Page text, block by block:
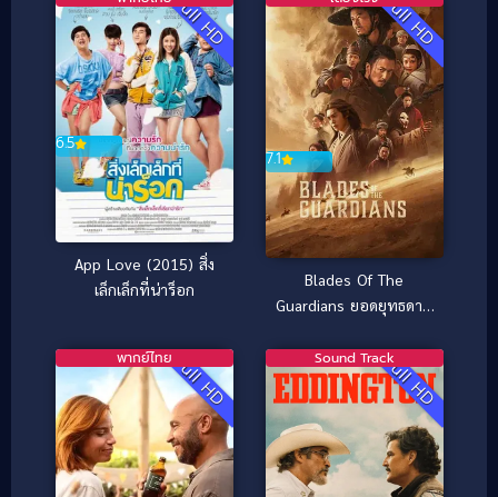
หอคอยปีศาจFull HD
6.5
App Love (2015) สิ่ง
เล็กเล็กที่น่าร็อก
Full HD
7.1
Blades Of The
Guardians ยอดยุทธดาบ
Full HD
พากย์ไทย Full HD
Sound Track